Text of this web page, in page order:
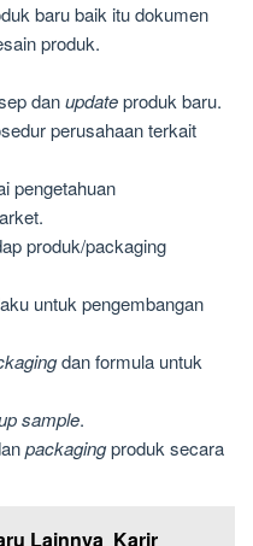
baru baik itu dokumen
produk.
danupdateproduk baru.
perusahaan terkait
pengetahuan
produk/packaging
untuk pengembangan
dan formula untuk
sample.
packagingproduk secara
Lainnya Karir